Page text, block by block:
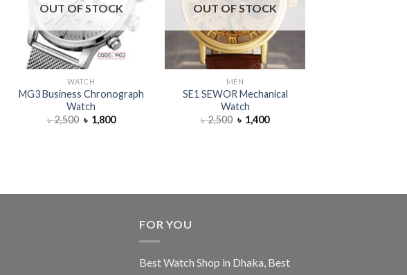
OUT OF STOCK
WATCH
MG3 Business Chronograph
Watch
৳2,500 ৳ 1,800
OUT OF STOCK
MEN
SE1 SEWOR Mechanical
Watch
৳2,500 ৳ 1,400
FOR YOU
Best Watch Shop in Dhaka, Best